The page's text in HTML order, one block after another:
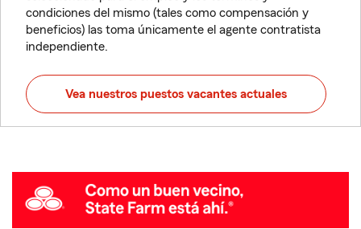
condiciones del mismo (tales como compensación y
beneficios) las toma únicamente el agente contratista
independiente.
Vea nuestros puestos vacantes actuales